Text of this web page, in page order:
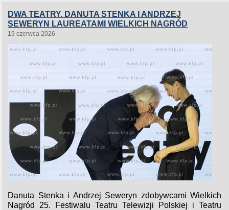
DWA TEATRY. DANUTA STENKA I ANDRZEJ
SEWERYN LAUREATAMI WIELKICH NAGRÓD
19 czerwca 2026
Danuta Stenka i Andrzej Seweryn zdobywcami Wielkich
Nagród 25. Festiwalu Teatru Telewizji Polskiej i Teatru